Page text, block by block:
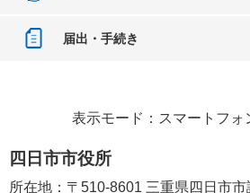
届出・手続き
表示モード：スマートフォ
四日市市役所
所在地：〒510-8601 三重県四日市市